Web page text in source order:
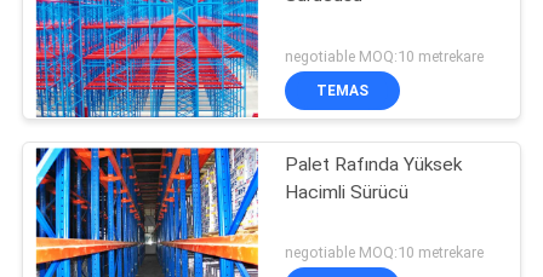
negotiable MOQ:10 metrekare
TEMAS
Palet Rafında Yüksek
Hacimli Sürücü
negotiable MOQ:10 metrekare